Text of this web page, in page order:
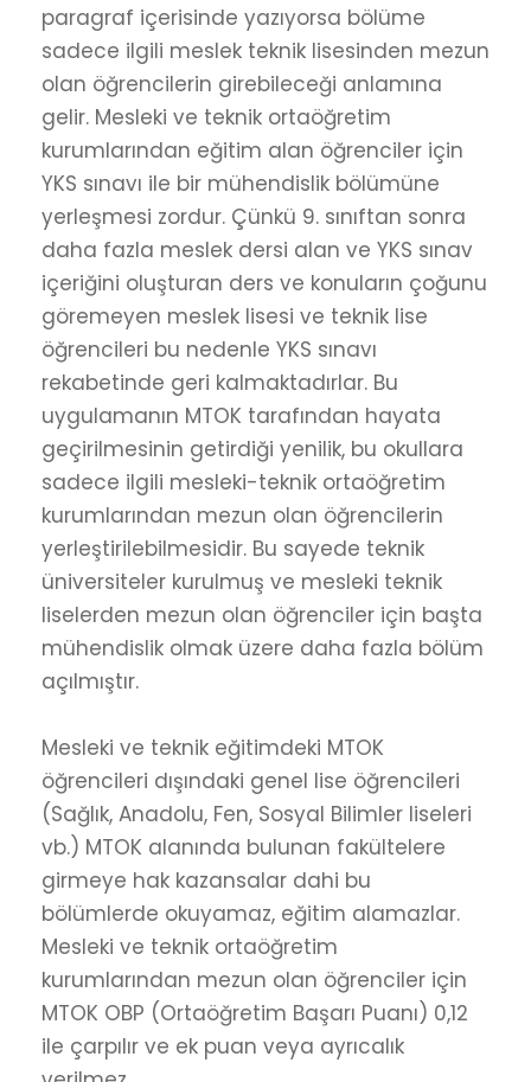
paragraf içerisinde yazıyorsa bölüme
sadece ilgili meslek teknik lisesinden mezun
olan öğrencilerin girebileceği anlamına
gelir. Mesleki ve teknik ortaöğretim
kurumlarından eğitim alan öğrenciler için
YKS sınavı ile bir mühendislik bölümüne
yerleşmesi zordur. Çünkü 9. sınıftan sonra
daha fazla meslek dersi alan ve YKS sınav
içeriğini oluşturan ders ve konuların çoğunu
göremeyen meslek lisesi ve teknik lise
öğrencileri bu nedenle YKS sınavı
rekabetinde geri kalmaktadırlar. Bu
uygulamanın MTOK tarafından hayata
geçirilmesinin getirdiği yenilik, bu okullara
sadece ilgili mesleki-teknik ortaöğretim
kurumlarından mezun olan öğrencilerin
yerleştirilebilmesidir. Bu sayede teknik
üniversiteler kurulmuş ve mesleki teknik
liselerden mezun olan öğrenciler için başta
mühendislik olmak üzere daha fazla bölüm
açılmıştır.
Mesleki ve teknik eğitimdeki MTOK
öğrencileri dışındaki genel lise öğrencileri
(Sağlık, Anadolu, Fen, Sosyal Bilimler liseleri
vb.) MTOK alanında bulunan fakültelere
girmeye hak kazansalar dahi bu
bölümlerde okuyamaz, eğitim alamazlar.
Mesleki ve teknik ortaöğretim
kurumlarından mezun olan öğrenciler için
MTOK OBP (Ortaöğretim Başarı Puanı) 0,12
ile çarpılır ve ek puan veya ayrıcalık